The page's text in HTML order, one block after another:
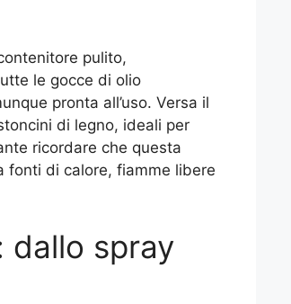
pulito,
le gocce di olio
pronta all’uso. Versa il
di legno, ideali per
ricordare che questa
fonti di calore, fiamme libere
dallo spray